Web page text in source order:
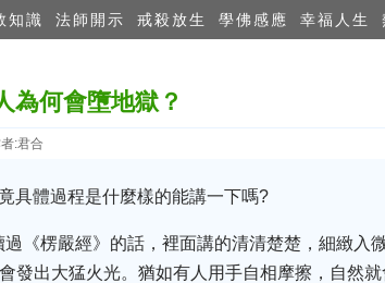
知識 法師開示 戒殺放生 學佛感應 幸福人生
為何會墮地獄？
:君合
具體過程是什麼樣的能講一下嗎?
《楞嚴經》的話，裡面講的清清楚楚，細緻入
發出大猛火光。猶如有人用手自相摩擦，自然就